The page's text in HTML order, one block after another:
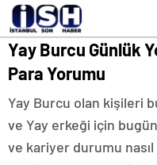
Yay Burcu Günlük
Para Yorumu
Yay Burcu olan kişileri
ve Yay erkeği için
ve kariyer durumu